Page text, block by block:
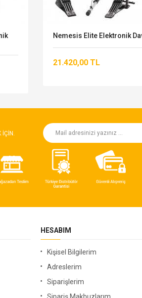
Nemesis Elite Elektronik
21.420,00 TL
IÇIN.
HESABIM
Kişisel Bilgilerim
Adreslerim
Siparişlerim